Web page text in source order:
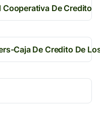
Cooperativa De Credito
Caja De Credito De